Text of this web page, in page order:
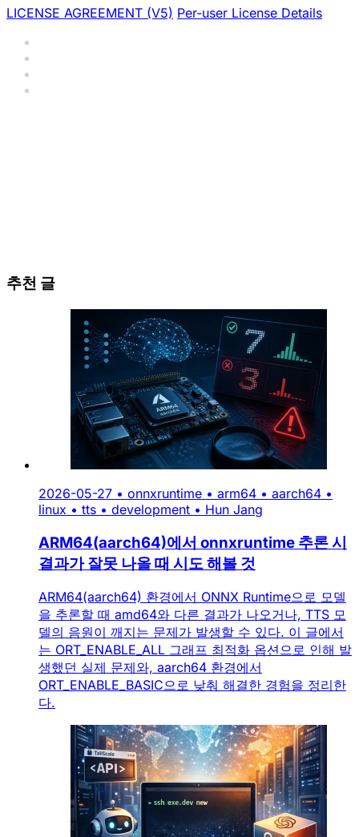
LICENSE AGREEMENT (V5) Per-user License Details
추천 글
2026-05-27 • onnxruntime • arm64 • aarch64 •
linux • tts • development • Hun Jang
ARM64(aarch64)에서 onnxruntime 추론 시
결과가 잘못 나올 때 시도 해볼 것
ARM64(aarch64) 환경에서 ONNX Runtime으로 모델
을 추론할 때 amd64와 다른 결과가 나오거나, TTS 모
델의 음원이 깨지는 문제가 발생할 수 있다. 이 글에서
는 ORT_ENABLE_ALL 그래프 최적화 옵션으로 인해 발
생했던 실제 문제와, aarch64 환경에서
ORT_ENABLE_BASIC으로 낮춰 해결한 경험을 정리한
다.